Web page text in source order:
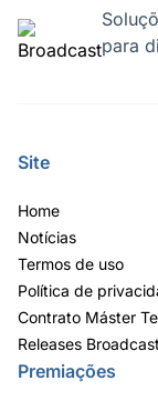
para
Site
Home
Notícias
Termos de uso
Política de
Contrato Máster
Releases Broadcast
Premiações